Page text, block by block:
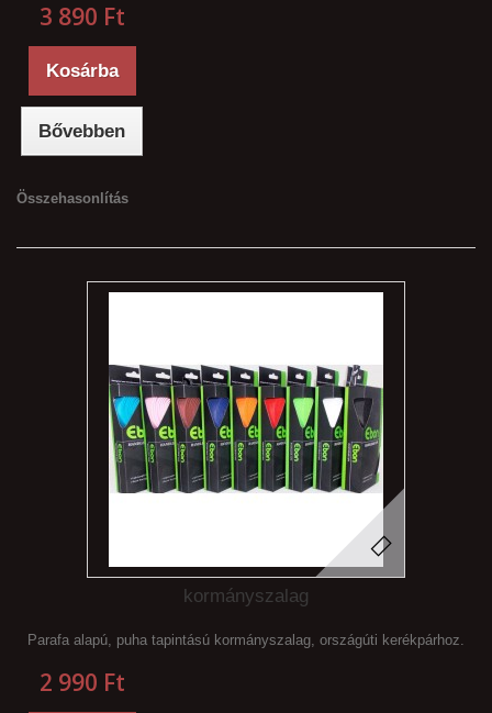
3 890 Ft‎
Kosárba
Bővebben
Összehasonlítás
kormányszalag
Parafa alapú, puha tapintású kormányszalag, országúti kerékpárhoz.
2 990 Ft‎